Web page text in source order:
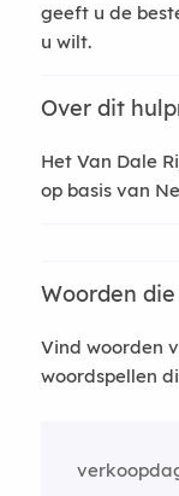
geeft u de
u wilt.
Over dit
Het Van Dale
op basis van
Woorden
Vind woorden
woordspellen